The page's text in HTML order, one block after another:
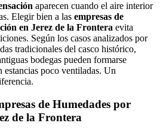
aparecen cuando el aire interior
Elegir bien a las empresas de
en Jerez de la Frontera evita
Según los casos analizados por
tradicionales del casco histórico,
bodegas pueden formarse
estancias poco ventiladas. Un
de Humedades por
de la Frontera